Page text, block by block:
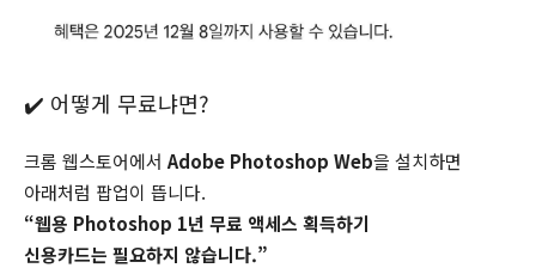
✔️ 어떻게 무료냐면?
크롬 웹스토어에서 Adobe Photoshop Web을 설치하면
아래처럼 팝업이 뜹니다.
“웹용 Photoshop 1년 무료 액세스 획득하기
신용카드는 필요하지 않습니다.”